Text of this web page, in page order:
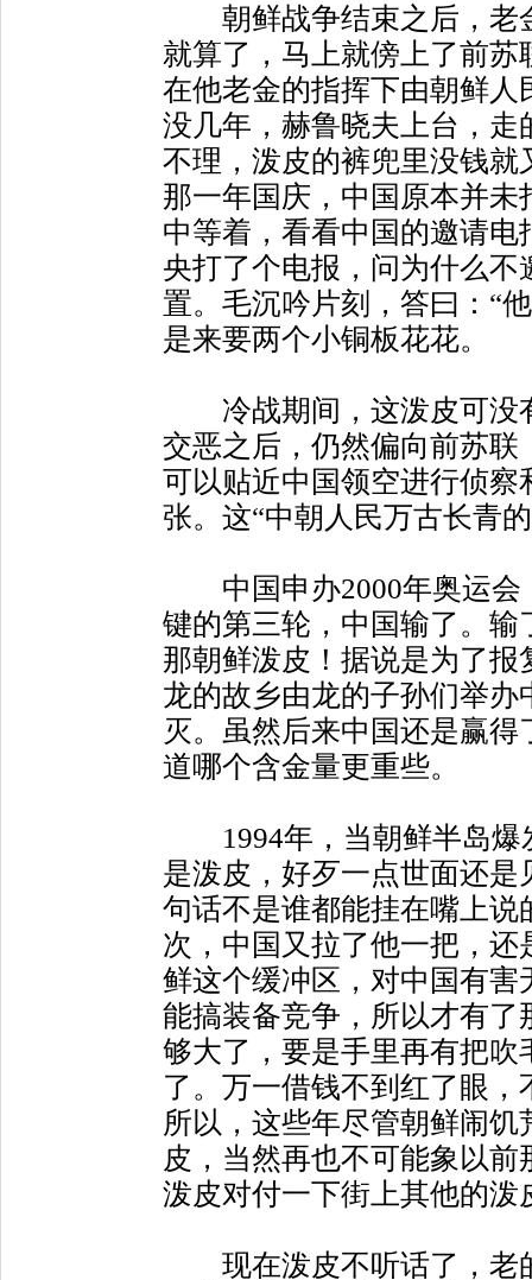
朝鲜战争结束之后，老
就算了，马上就傍上了前
在他老金的指挥下由朝鲜
没几年，赫鲁晓夫上台，
不理，泼皮的裤兜里没钱
那一年国庆，中国原本并
中等着，看看中国的邀请
央打了个电报，问为什么
置。毛沉吟片刻，答曰：“
是来要两个小铜板花花。
冷战期间，这泼皮可没
交恶之后，仍然偏向前苏
可以贴近中国领空进行侦
张。这“中朝人民万古长青
中国申办2000年奥运会
键的第三轮，中国输了。
那朝鲜泼皮！据说是为了
龙的故乡由龙的子孙们举
灭。虽然后来中国还是赢
道哪个含金量更重些。
1994年，当朝鲜半岛爆
是泼皮，好歹一点世面还是
句话不是谁都能挂在嘴上
次，中国又拉了他一把，
鲜这个缓冲区，对中国有
能搞装备竞争，所以才有
够大了，要是手里再有把
了。万一借钱不到红了眼
所以，这些年尽管朝鲜闹
皮，当然再也不可能象以
泼皮对付一下街上其他的
现在泼皮不听话了，老